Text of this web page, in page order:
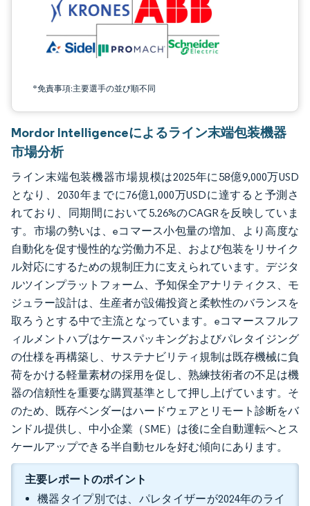
*免責事項:主要選手の並び順不同
Mordor Intelligenceによるライン末端包装機器
市場分析
ライン末端包装機器市場規模は2025年に58億9,000万USD
となり、2030年までに76億1,000万USDに達すると予測さ
れており、同期間において5.26%のCAGRを反映していま
す。市場の勢いは、eコマース小包量の増加、より高度な
自動化を促す慢性的な労働力不足、および包装をリサイク
ル対応にするための規制圧力に支えられています。デジタ
ルツインプラットフォーム、予知保全アナリティクス、モ
ジュラー設計は、生産者が設備投資と柔軟性のバランスを
取ろうとする中で主流となっています。eコマースフルフ
ィルメントハブはケースパッキングおよびパレタイジング
の仕様を再構築し、サステナビリティ規制は既存機械に負
荷をかける軽量素材の採用を促し、熟練技術者の不足は機
器の信頼性を重要な購買基準として押し上げています。そ
のため、既存ベンダーはハードウェアとリモート診断をバ
ンドル提供し、中小企業（SME）は後に全自動運転へとス
ケールアップできる半自動セルを好む傾向にあります。
主要レポートのポイント
機器タイプ別では、パレタイザーが2024年のライ